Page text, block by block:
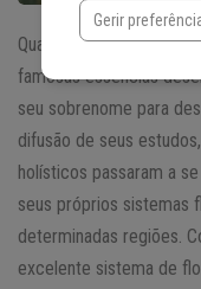
Quando falamos em
famosas essências
seu sobrenome para
difusão de seus
holísticos passaram a
seus próprios sistemas
determinadas regiões.
excelente sistema de
Gerir